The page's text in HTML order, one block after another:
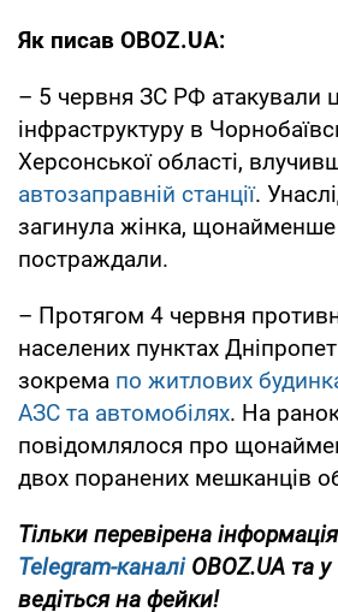
Як писав OBOZ.UA:
– 5 червня ЗС РФ атакували
інфраструктуру в
Херсонської області,
автозаправній станції.
загинула жінка, щонайменше
постраждали.
– Протягом 4 червня
населених пунктах
зокрема по житлових
АЗС та автомобілях. На
повідомлялося про
двох поранених мешканців
Тільки перевірена
Telegram-каналіOBOZ.UA та у
ведіться на фейки!